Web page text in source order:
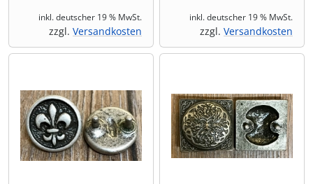
inkl. deutscher 19 % MwSt.
zzgl. Versandkosten
inkl. deutscher 19 % MwSt.
zzgl. Versandkosten